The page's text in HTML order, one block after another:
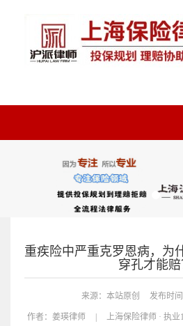
重疾险中严重克罗恩病，为
穿孔才能赔
来源：本站原创 发布时
作者： 姜瑛律师 | 上海保险律师 · 执业